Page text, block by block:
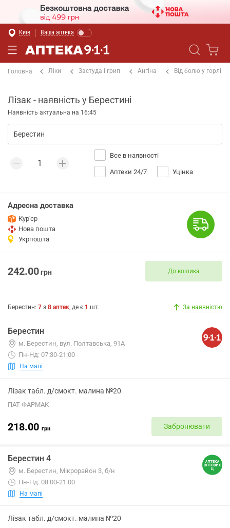
Київ Ваша аптека
Головна Ліки Застуда і грип Ангіна Від болю у горлі
Лізак - наявність у Берестині
Наявність актуальна на 16:45
Все в наявності
Аптеки 24/7 Уцінка
Адресна доставка
Кур'єр
Нова пошта
Укрпошта
242.00грн До кошика
Берестин: 7 з 8 аптек, де є 1 шт. За наявністю
Берестин
м. Берестин, вул. Полтавська, 91А
Пн-Нд: 07:30-21:00
На мапі
Лізак табл. д/смокт. малина №20
ПАТ ФАРМАК
218.00 грн Забронювати
Берестин 4
м. Берестин, Мікрорайон 3, б/н
Пн-Нд: 08:00-21:00
На мапі
Лізак табл. д/смокт. малина №20